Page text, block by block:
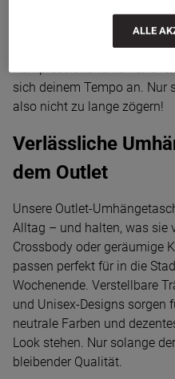
alle bis zu 50 % reduziert.
Weltreise: Diese Koffer sind
begleiten. Ausgestattet mit
Kompressionsriemen und
sich deinem Tempo an. Nur
also nicht zu lange zögern!
Verlässliche
dem Outlet
Unsere Outlet-
Alltag – und halten, was sie
Crossbody oder geräumige
passen perfekt für in die
Wochenende. Verstellbare
und Unisex-Designs sorgen
neutrale Farben und
Look stehen. Nur solange
bleibender Qualität.
ALLE